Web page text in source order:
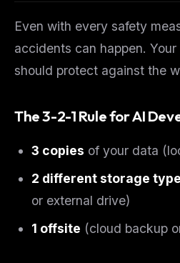
Even with every safety
accidents can happen.
should protect against the
The 3-2-1 Rule for AI
3 copies of your data
2 different storage
or external drive)
1 offsite (cloud backup